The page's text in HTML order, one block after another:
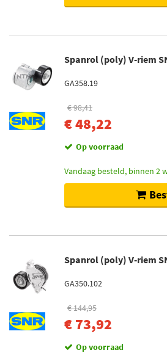
Spanrol (poly) V-riem
GA358.19
€ 98,41
€ 48,22
Op voorraad
Vandaag besteld, binnen 2
Spanrol (poly) V-riem
GA350.102
€ 144,95
€ 73,92
Op voorraad